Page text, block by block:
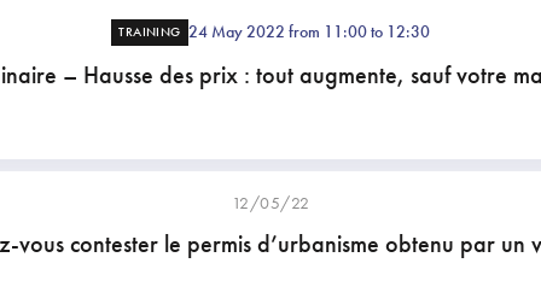
TRAINING 24 May 2022 from 11:00 to 12:30
– Hausse des prix : tout augmente, sauf votre
12/05/22
vous contester le permis d’urbanisme obtenu par un